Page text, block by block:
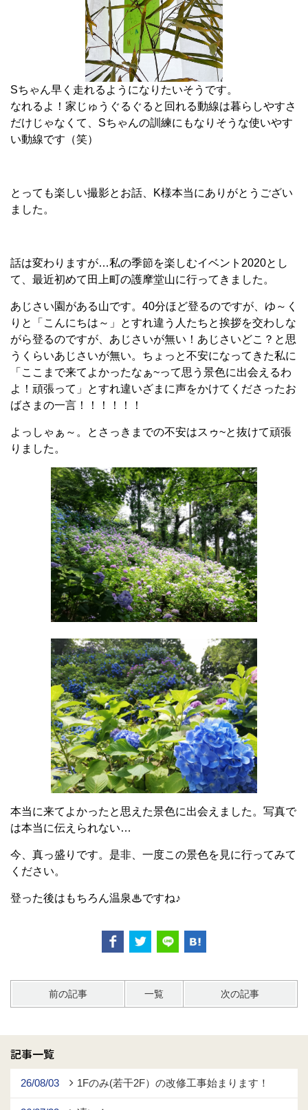
Sちゃん早く走れるようになりたいそうです。
なれるよ！家じゅうぐるぐると回れる動線は暮らしやすさ
だけじゃなくて、Sちゃんの訓練にもなりそうな使いやす
い動線です（笑）
とっても楽しい撮影とお話、K様本当にありがとうござい
ました。
話は変わりますが…私の季節を楽しむイベント2020とし
て、最近初めて田上町の護摩堂山に行ってきました。
あじさい園がある山です。40分ほど登るのですが、ゆ～く
りと「こんにちは～」とすれ違う人たちと挨拶を交わしな
がら登るのですが、あじさいが無い！あじさいどこ？と思
うくらいあじさいが無い。ちょっと不安になってきた私に
「ここまで来てよかったなぁ~って思う景色に出会えるわ
よ！頑張って」とすれ違いざまに声をかけてくださったお
ばさまの一言！！！！！！
よっしゃぁ～。とさっきまでの不安はスゥ~と抜けて頑張
りました。
本当に来てよかったと思えた景色に出会えました。写真で
は本当に伝えられない…
今、真っ盛りです。是非、一度この景色を見に行ってみて
ください。
登った後はもちろん温泉♨ですね♪
前の記事 一覧 次の記事
記事一覧
26/08/03 1Fのみ(若干2F）の改修工事始まります！